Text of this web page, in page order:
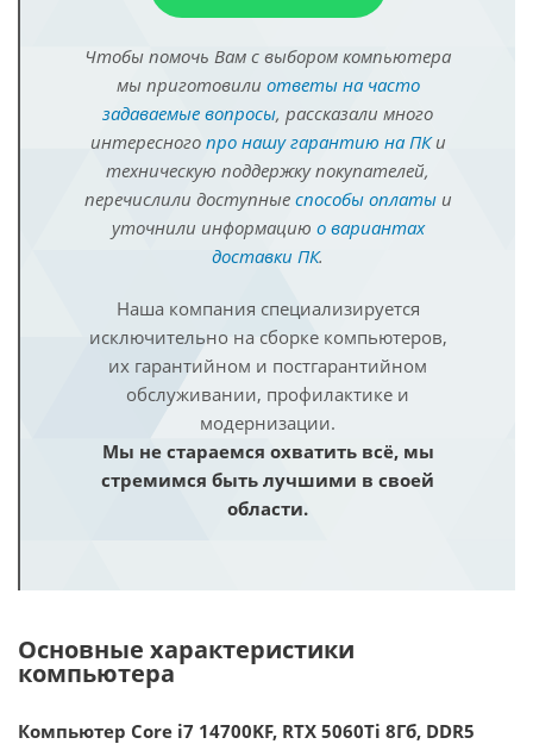
Чтобы помочь Вам с выбором компьютера
мы приготовили ответы на часто
задаваемые вопросы, рассказали много
интересного про нашу гарантию на ПКи
техническую поддержку покупателей,
перечислили доступные способы оплатыи
уточнили информацию о вариантах
доставки ПК.
Наша компания специализируется
исключительно на сборке компьютеров,
их гарантийном и постгарантийном
обслуживании, профилактике и
модернизации.
Мы не стараемся охватить всё, мы
стремимся быть лучшими в своей
области.
Основные характеристики
компьютера
Компьютер Core i7 14700KF, RTX 5060Ti 8Гб, DDR5